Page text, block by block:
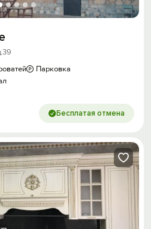
Парковка
Бесплатая отмена